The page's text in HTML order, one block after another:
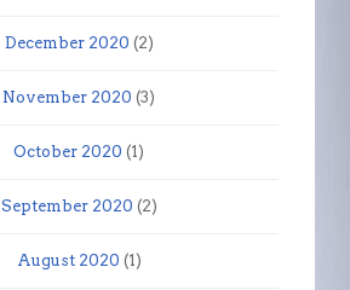
December 2020 (2)
November 2020 (3)
October 2020 (1)
September 2020 (2)
August 2020 (1)